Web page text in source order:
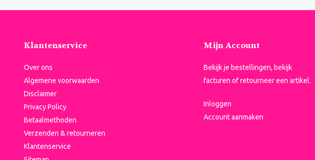
Klantenservice
Over ons
Algemene voorwaarden
Disclaimer
Privacy Policy
Betaalmethoden
Verzenden & retourneren
Klantenservice
Mijn Account
Bekijk je bestellingen, bekijk
facturen of retourneer een artikel.
Inloggen
Account aanmaken